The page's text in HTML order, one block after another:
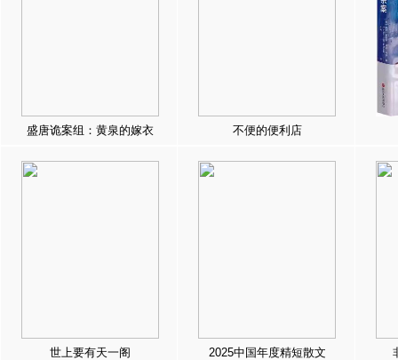
盛唐诡案组：黄泉的嫁衣 不便的便利店
世上要有天一阁 2025中国年度精短散文